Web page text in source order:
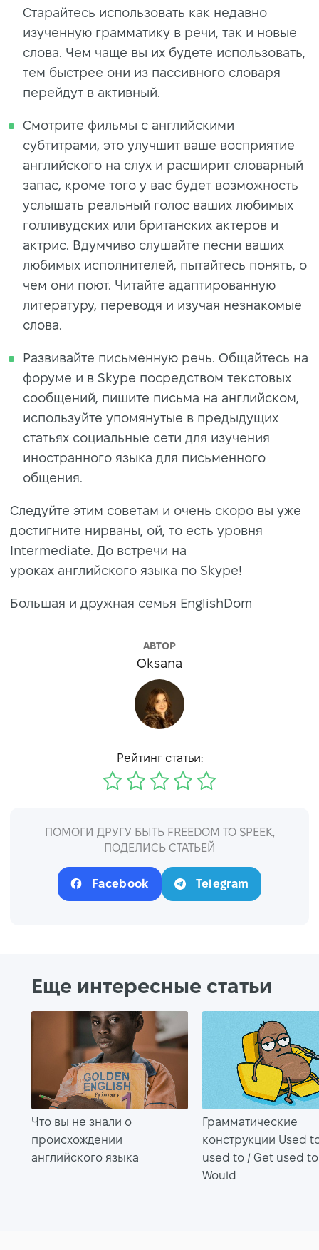
Старайтесь использовать как недавно
изученную грамматику в речи, так и новые
слова. Чем чаще вы их будете использовать,
тем быстрее они из пассивного словаря
перейдут в активный.
Смотрите фильмы с английскими
субтитрами, это улучшит ваше восприятие
английского на слух и расширит словарный
запас, кроме того у вас будет возможность
услышать реальный голос ваших любимых
голливудских или британских актеров и
актрис. Вдумчиво слушайте песни ваших
любимых исполнителей, пытайтесь понять, о
чем они поют. Читайте адаптированную
литературу, переводя и изучая незнакомые
слова.
Развивайте письменную речь. Общайтесь на
форуме и в Skype посредством текстовых
сообщений, пишите письма на английском,
используйте упомянутые в предыдущих
статьях социальные сети для изучения
иностранного языка для письменного
общения.
Следуйте этим советам и очень скоро вы уже
достигните нирваны, ой, то есть уровня
Intermediate. До встречи на
уроках английского языка по Skype!
Большая и дружная семья EnglishDom
АВТОР
Oksana
Рейтинг статьи:
ПОМОГИ ДРУГУ БЫТЬ FREEDOM TO SPEEK,
ПОДЕЛИСЬ СТАТЬЕЙ
Facebook Telegram
Еще интересные статьи
Что вы не знали о
происхождении
английского языка
Грамматические
конструкции Used
used to / Get used
Would